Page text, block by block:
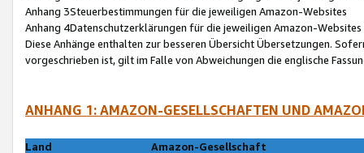
Anhang 3Steuerbestimmungen für die jeweiligen Amazon-Websites
Anhang 4Datenschutzerklärungen für die jeweiligen Amazon-Websites
Diese Anhänge enthalten zur besseren Übersicht Übersetzungen.
vorgeschrieben ist, gilt im Falle von Abweichungen die englische
ANHANG 1: AMAZON-GESELLSCHAFTEN UND
Land
Amazon-Gesellschaft